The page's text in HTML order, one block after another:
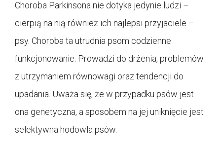
Choroba Parkinsona nie dotyka jedynie ludzi –
cierpią na nią również ich najlepsi przyjaciele –
psy. Choroba ta utrudnia psom codzienne
funkcjonowanie. Prowadzi do drżenia, problemów
z utrzymaniem równowagi oraz tendencji do
upadania. Uważa się, że w przypadku psów jest
ona genetyczna, a sposobem na jej uniknięcie jest
selektywna hodowla psów.